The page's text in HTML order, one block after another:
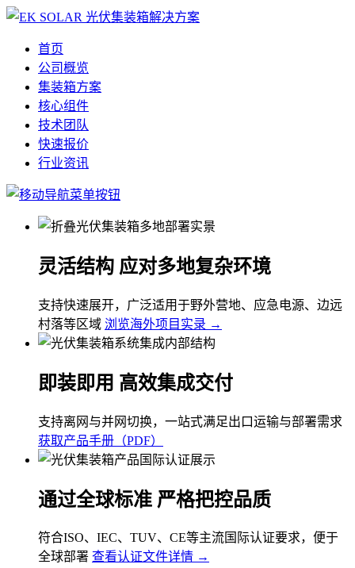
首页
公司概览
集装箱方案
核心组件
技术团队
快速报价
行业资讯
灵活结构 应对多地复杂环境
支持快速展开，广泛适用于野外营地、应急电源、边远
村落等区域 浏览海外项目实录 →
即装即用 高效集成交付
支持离网与并网切换，一站式满足出口运输与部署需求
获取产品手册（PDF）
通过全球标准 严格把控品质
符合ISO、IEC、TUV、CE等主流国际认证要求，便于
全球部署 查看认证文件详情 →